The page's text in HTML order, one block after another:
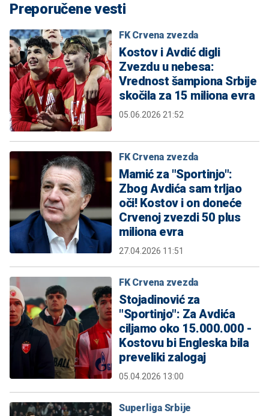
Preporučene vesti
FK Crvena zvezda
Kostov i Avdić digli
Zvezdu u nebesa:
Vrednost šampiona Srbije
skočila za 15 miliona evra
05.06.2026 21:52
FK Crvena zvezda
Mamić za "Sportinjo":
Zbog Avdića sam trljao
oči! Kostov i on doneće
Crvenoj zvezdi 50 plus
miliona evra
27.04.2026 11:51
FK Crvena zvezda
Stojadinović za
"Sportinjo": Za Avdića
ciljamo oko 15.000.000 -
Kostovu bi Engleska bila
preveliki zalogaj
05.04.2026 13:00
Superliga Srbije